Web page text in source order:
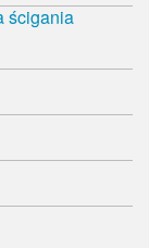
ścigania